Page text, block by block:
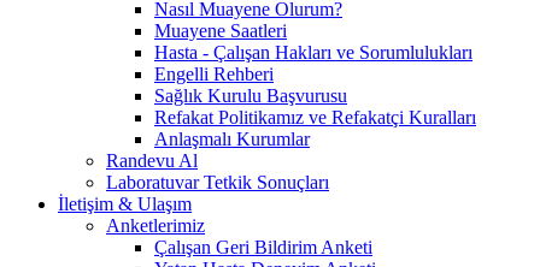
Nasıl Muayene Olurum?
Muayene Saatleri
Hasta - Çalışan Hakları ve Sorumlulukları
Engelli Rehberi
Sağlık Kurulu Başvurusu
Refakat Politikamız ve Refakatçi Kuralları
Anlaşmalı Kurumlar
Randevu Al
Laboratuvar Tetkik Sonuçları
İletişim & Ulaşım
Anketlerimiz
Çalışan Geri Bildirim Anketi